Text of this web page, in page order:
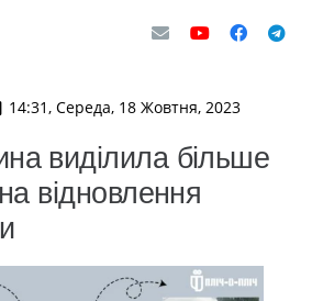
14:31, Середа, 18 Жовтня, 2023
виділила більше
відновлення